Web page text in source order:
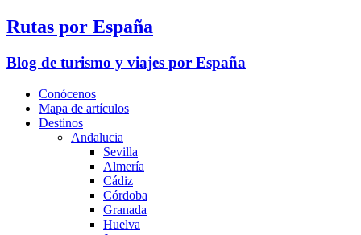
Rutas por España
Blog de turismo y viajes por España
Conócenos
Mapa de artículos
Destinos
Andalucia
Sevilla
Almería
Cádiz
Córdoba
Granada
Huelva